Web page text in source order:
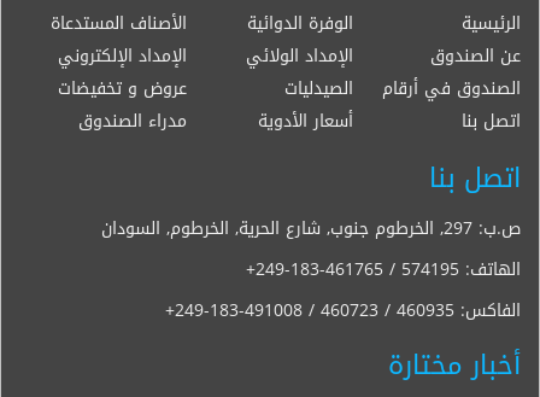
الرئيسية الوفرة الدوائية
الأصناف المستدعاة
عن الصندوق
الإمداد الولائي
الإمداد الإلكتروني
الصندوق في أرقام
الصيدليات
عروض و تخفيضات
اتصل بنا
أسعار الأدوية مدراء الصندوق
اتصل بنا
ص.ب: 297, الخرطوم جنوب, شارع الحرية, الخرطوم, السودان
الهاتف: +249-183-461765 / 574195
الفاكس: +249-183-491008 / 460723 / 460935
أخبار مختارة